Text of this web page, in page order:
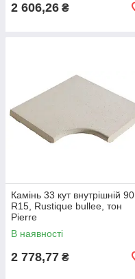
2 606,26 ₴
Камінь 33 кут внутрішній 90
R15, Rustique bullee, тон
Pierre
В наявності
2 778,77 ₴